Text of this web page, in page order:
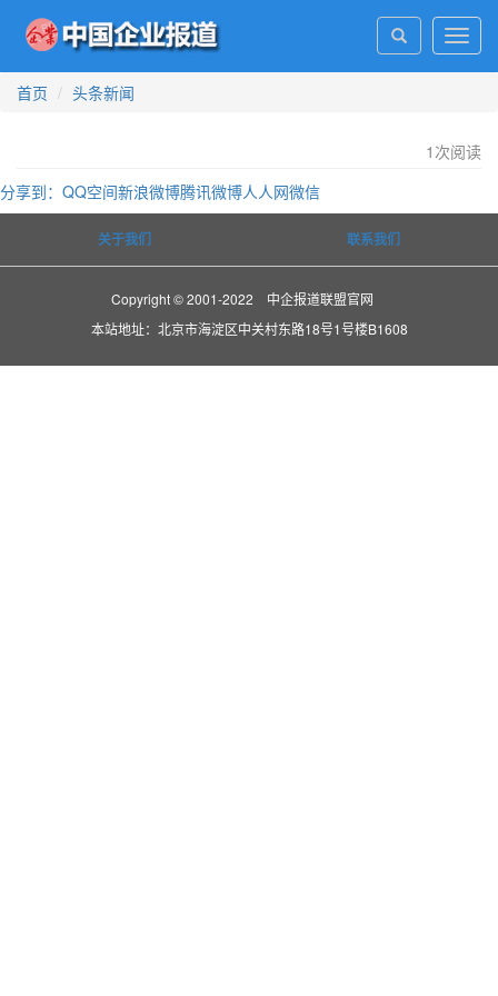
首页
头条新闻
1 次阅读
分享到： QQ空间新浪微博腾讯微博人人网微信
关于我们 联系我们
Copyright © 2001-2022 中企报道联盟官网
本站地址：北京市海淀区中关村东路18号1号楼B1608